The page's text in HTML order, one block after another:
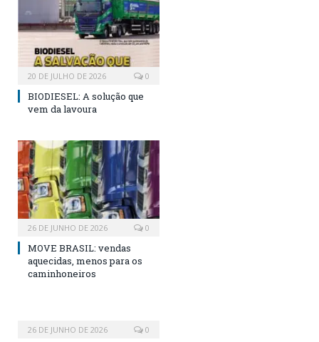
20 DE JULHO DE 2026 0
BIODIESEL: A solução que
vem da lavoura
26 DE JUNHO DE 2026 0
MOVE BRASIL: vendas
aquecidas, menos para os
caminhoneiros
26 DE JUNHO DE 2026 0